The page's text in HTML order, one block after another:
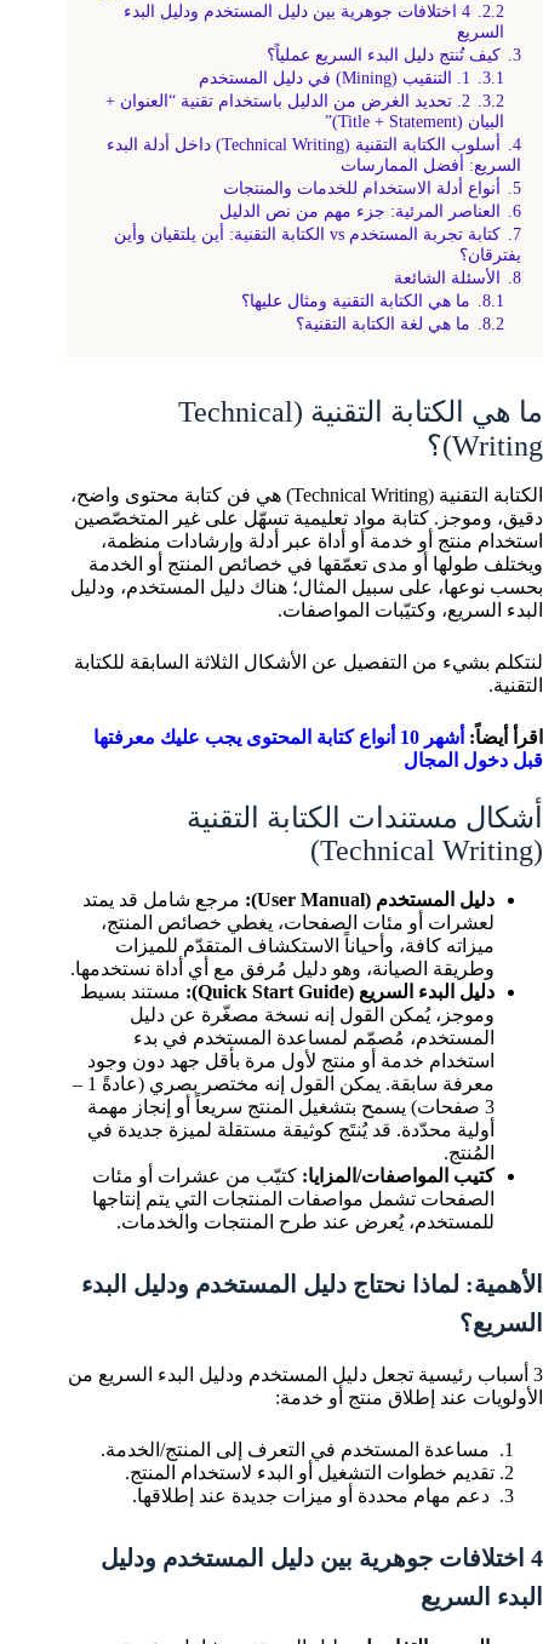
2.2.
4 اختلافات جوهرية بين دليل المستخدم ودليل البدء
السريع
3.
كيف تُنتج دليل البدء السريع عملياً؟
3.1.
1. التنقيب (Mining) في دليل المستخدم
3.2.
2. تحديد الغرض من الدليل باستخدام تقنية “العنوان +
البيان (Title + Statement)”
4.
أسلوب الكتابة التقنية (Technical Writing) داخل أدلة البدء
السريع: أفضل الممارسات
5.
أنواع أدلة الاستخدام للخدمات والمنتجات
6.
العناصر المرئية: جزء مهم من نص الدليل
7.
كتابة تجربة المستخدم vs الكتابة التقنية: أين يلتقيان وأين
يفترقان؟
8.
الأسئلة الشائعة
8.1.
ما هي الكتابة التقنية ومثال عليها؟
8.2.
ما هي لغة الكتابة التقنية؟
ما هي الكتابة التقنية (Technical
Writing)؟
الكتابة التقنية (Technical Writing) هي فن كتابة محتوى واضح،
دقيق، وموجز. كتابة مواد تعليمية تسهّل على غير المتخصّصين
استخدام منتج أو خدمة أو أداة عبر أدلة وإرشادات منظمة،
ويختلف طولها أو مدى تعمّقها في خصائص المنتج أو الخدمة
بحسب نوعها، على سبيل المثال؛ هناك دليل المستخدم، ودليل
البدء السريع، وكتيّبات المواصفات.
لنتكلم بشيء من التفصيل عن الأشكال الثلاثة السابقة للكتابة
التقنية.
اقرأ أيضاً:
أشهر 10 أنواع كتابة المحتوى يجب عليك معرفتها
قبل دخول المجال
أشكال مستندات الكتابة التقنية
(Technical Writing)
دليل المستخدم (User Manual):
مرجع شامل قد يمتد
لعشرات أو مئات الصفحات، يغطي خصائص المنتج،
ميزاته كافة، وأحياناً الاستكشاف المتقدّم للميزات
وطريقة الصيانة، وهو دليل مُرفق مع أي أداة نستخدمها.
دليل البدء السريع (Quick Start Guide):
مستند بسيط
وموجز، يُمكن القول إنه نسخة مصغّرة عن دليل
المستخدم، مُصمّم لمساعدة المستخدم في بدء
استخدام خدمة أو منتج لأول مرة بأقل جهد دون وجود
معرفة سابقة. يمكن القول إنه مختصر بصري (عادةً 1 –
3 صفحات) يسمح بتشغيل المنتج سريعاً أو إنجاز مهمة
أولية محدّدة. قد يُنتَج كوثيقة مستقلة لميزة جديدة في
المُنتج.
كتيب المواصفات/المزايا: كتيّب من عشرات أو مئات
الصفحات تشمل مواصفات المنتجات التي يتم إنتاجها
للمستخدم، يُعرض عند طرح المنتجات والخدمات.
الأهمية: لماذا نحتاج دليل المستخدم ودليل البدء
السريع؟
3 أسباب رئيسية تجعل دليل المستخدم ودليل البدء السريع من
الأولويات عند إطلاق منتج أو خدمة:
مساعدة المستخدم في التعرف إلى المنتج/الخدمة.
تقديم خطوات التشغيل أو البدء لاستخدام المنتج.
دعم مهام محددة أو ميزات جديدة عند إطلاقها.
4 اختلافات جوهرية بين دليل المستخدم ودليل
البدء السريع